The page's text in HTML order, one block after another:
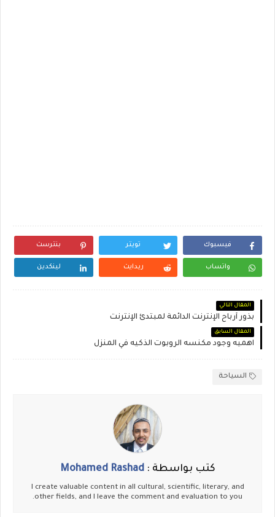
فيسبوك تويتر بنترست
واتساب ريدايت لينكدين
المقال التالي
بذور أرباح الإنترنت الدائمة لمبتدئ الإنترنت
المقال السابق
اهميه وجود مكنسه الروبوت الذكيه في المنزل
السياحة
كتب بواسطة : Mohamed Rashad
I create valuable content in all cultural, scientific, literary, and
other fields, and I leave the comment and evaluation to you.